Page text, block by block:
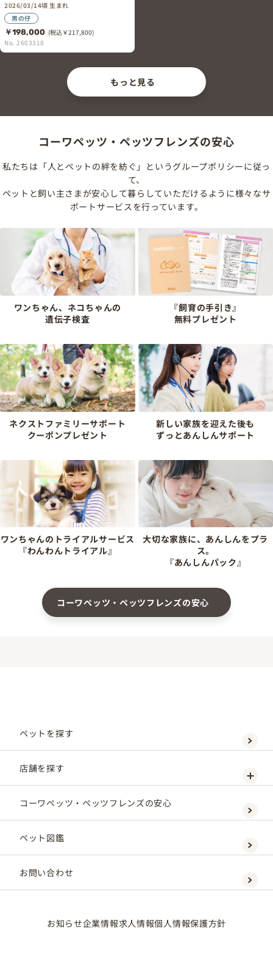
2026/03/14頃 生まれ
男の仔
￥198,000 (税込￥217,800)
No. 2603318
もっと見る
コーワペッツ・ペッツフレンズの安心
私たちは「人とペットの絆を紡ぐ」というグループポリシーに従っ
て、
ペットと飼い主さまが安心して暮らしていただけるように様々なサ
ポートサービスを行っています。
ワンちゃん、ネコちゃんの
遺伝子検査
『飼育の手引き』
無料プレゼント
ネクストファミリーサポート
クーポンプレゼント
新しい家族を迎えた後も
ずっとあんしんサポート
ワンちゃんのトライアルサービス
『わんわんトライアル』
大切な家族に、あんしんをプラ
ス。
『あんしんパック』
コーワペッツ・ペッツフレンズの安心
ペットを探す
店舗を探す
コーワペッツ・ペッツフレンズの安心
ペット図鑑
お問い合わせ
お知らせ企業情報求人情報個人情報保護方針